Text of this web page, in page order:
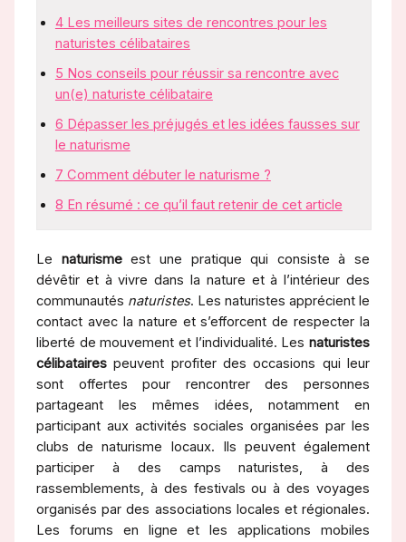
4Les meilleurs sites de rencontres pour les
naturistes célibataires
5 Nos conseils pour réussir sa rencontre avec
un(e) naturiste célibataire
6 Dépasser les préjugés et les idées fausses sur
le naturisme
7 Comment débuter le naturisme ?
8 En résumé : ce qu’il faut retenir de cet article
Le naturismeest une pratique qui consiste à se
dévêtir et à vivre dans la nature et à l’intérieur des
communautés naturistes. Les naturistes apprécient le
contact avec la nature et s’efforcent de respecter la
liberté de mouvement et l’individualité. Lesnaturistes
célibatairespeuvent profiter des occasions qui leur
sont offertes pour rencontrer des personnes
partageant les mêmes idées, notamment en
participant aux activités sociales organisées par les
clubs de naturisme locaux. Ils peuvent également
participer à des camps naturistes, à des
rassemblements, à des festivals ou à des voyages
organisés par des associations locales et régionales.
Les forums en ligne et les applications mobiles